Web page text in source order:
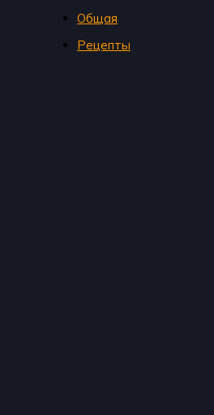
Общая
Рецепты